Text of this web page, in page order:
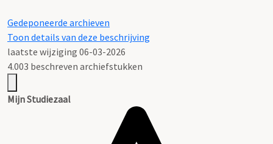
Gedeponeerde archieven
Toon details van deze beschrijving
laatste wijziging 06-03-2026
4.003 beschreven archiefstukken
Mijn Studiezaal